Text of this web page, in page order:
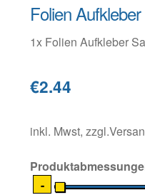
Folien
1x Folien Aufkleber
€2.44
inkl. Mwst,
-